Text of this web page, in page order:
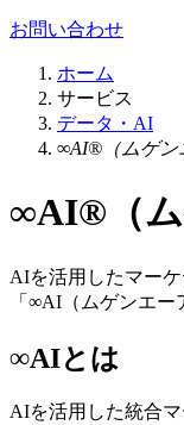
お問い合わせ
ホーム
サービス
データ・AI
∞AI®（ムゲン
∞AI®（ム
AIを活用したマー
「∞AI（ムゲンエー
∞AIとは
AIを活用した統合